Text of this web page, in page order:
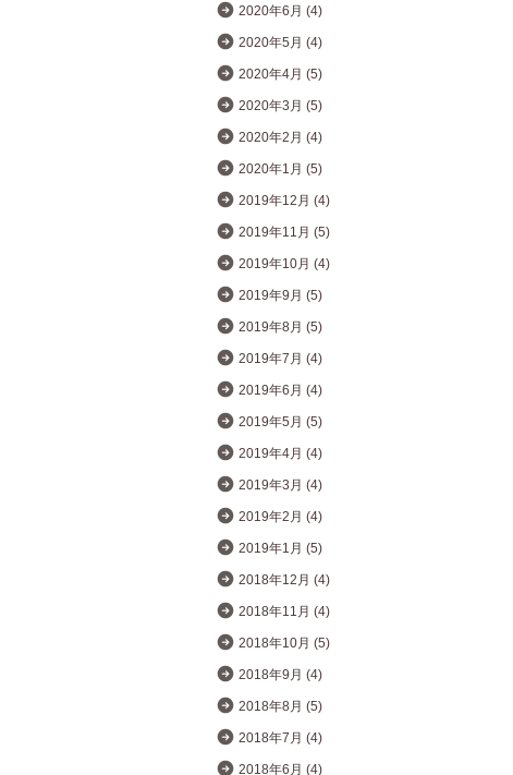
2020年6月 (4)
2020年5月 (4)
2020年4月 (5)
2020年3月 (5)
2020年2月 (4)
2020年1月 (5)
2019年12月 (4)
2019年11月 (5)
2019年10月 (4)
2019年9月 (5)
2019年8月 (5)
2019年7月 (4)
2019年6月 (4)
2019年5月 (5)
2019年4月 (4)
2019年3月 (4)
2019年2月 (4)
2019年1月 (5)
2018年12月 (4)
2018年11月 (4)
2018年10月 (5)
2018年9月 (4)
2018年8月 (5)
2018年7月 (4)
2018年6月 (4)